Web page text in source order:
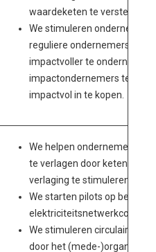
waardeketen te versterken.
We stimuleren ondernemen
reguliere ondernemers het
impactvoller te
impactondernemers te
impactvol in te kopen.
We helpen ondernemers
te verlagen door
verlaging te stimuleren.
We starten pilots op
We stimuleren circulair
door het (mede-